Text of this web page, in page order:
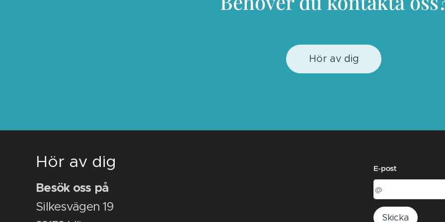
Hör av dig
Hör av dig
Besök oss på
Silkesvägen 19
E-post
Skicka